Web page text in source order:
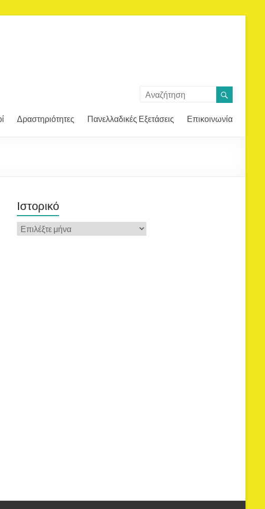
Δραστηριότητες Πανελλαδικές Εξετάσεις Επικοινωνία
Ιστορικό